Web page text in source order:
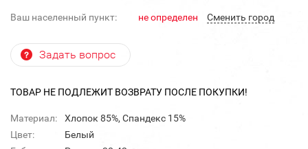
Ваш населенный пункт: не определен Cменить город
Задать вопрос
ТОВАР НЕ ПОДЛЕЖИТ ВОЗВРАТУ ПОСЛЕ ПОКУПКИ!
Материал:
Хлопок 85%, Спандекс 15%
Цвет:
Белый